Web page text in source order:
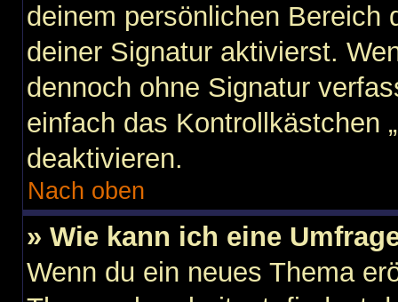
deinem persönlichen Bereich
deiner Signatur aktivierst.
dennoch ohne Signatur
einfach das Kontrollkästchen
deaktivieren.
Nach oben
» Wie kann ich eine
Wenn du ein neues Thema